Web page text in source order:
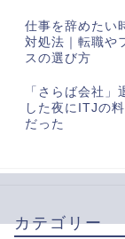
仕事を辞めたい
対処法｜転職や
スの選び方
「さらば会社」
した夜にITJの
だった
カテゴリー